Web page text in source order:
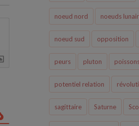
noeud nord noeuds
noeud sud opposition
peurs pluton
potentiel relation
sagittaire Saturne